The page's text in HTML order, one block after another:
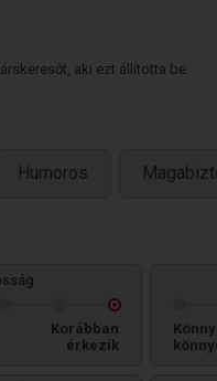
aki ezt állította be.
Humoros
Korábban
érkezik